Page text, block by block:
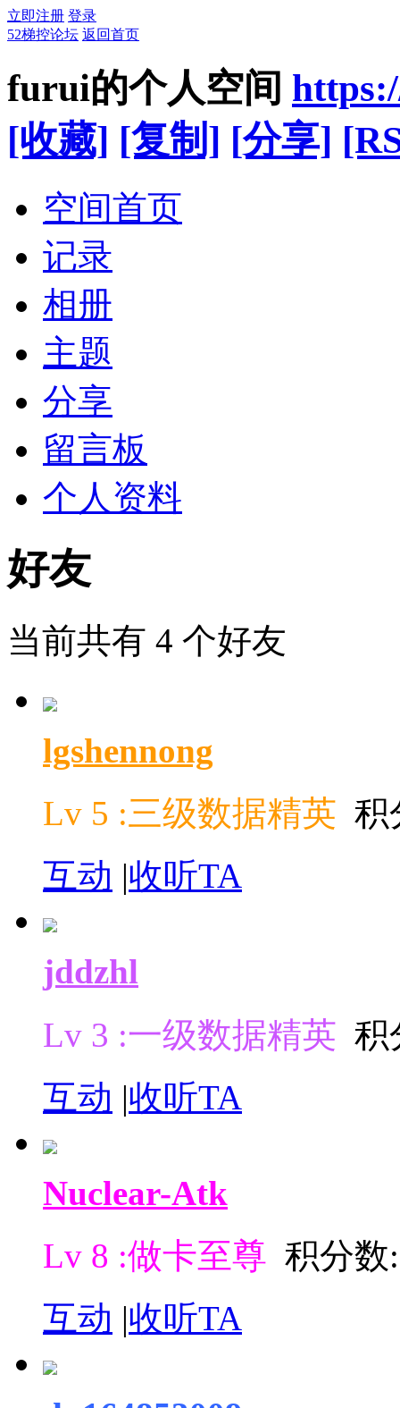
立即注册 登录
52梯控论坛 返回首页
furui的个人空间
[收藏] [复制] [分享]
空间首页
记录
相册
主题
分享
留言板
个人资料
好友
当前共有 4 个好友
lgshennong
Lv 5 :三级数据精英 积
互动 |收听TA
jddzhl
Lv 3 :一级数据精英 积
互动 |收听TA
Nuclear-Atk
Lv 8 :做卡至尊 积分数
互动 |收听TA